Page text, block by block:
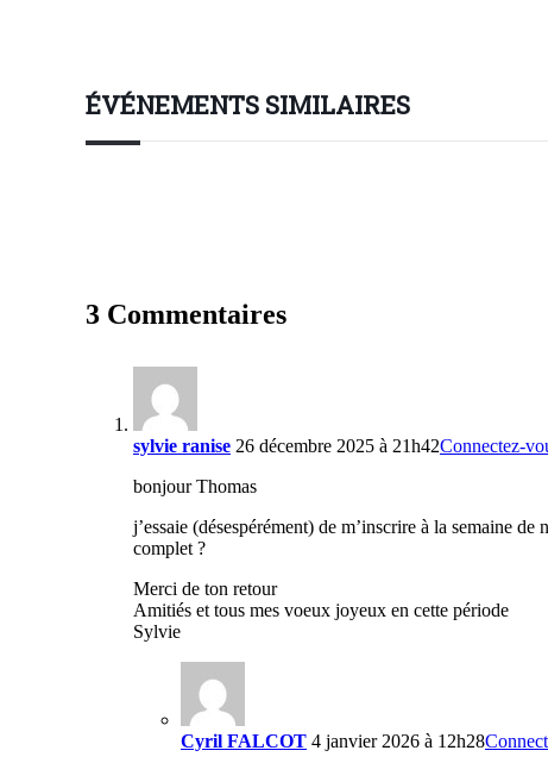
ÉVÉNEMENTS SIMILAIRES
3 Commentaires
sylvie ranise 26 décembre 2025 à 21h42Connectez-
bonjour Thomas
j’essaie (désespérément) de m’inscrire à la semaine
complet ?
Merci de ton retour
Amitiés et tous mes voeux joyeux en cette période
Sylvie
Cyril FALCOT 4 janvier 2026 à 12h28